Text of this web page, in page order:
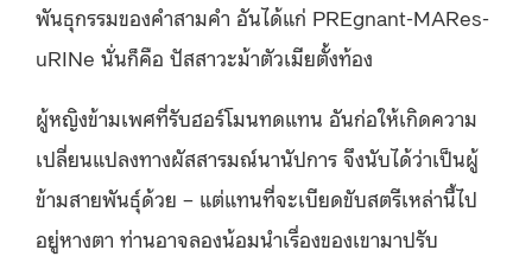
พันธุกรรมของคำสามคำ อันได้แก่ PREgnant-MARes-
uRINe นั่นก็คือ ปัสสาวะม้าตัวเมียตั้งท้อง
ผู้หญิงข้ามเพศที่รับฮอร์โมนทดแทน อันก่อให้เกิดความ
เปลี่ยนแปลงทางผัสสารมณ์นานัปการ จึงนับได้ว่าเป็นผู้
ข้ามสายพันธุ์ด้วย – แต่แทนที่จะเบียดขับสตรีเหล่านี้ไป
อยู่หางตา ท่านอาจลองน้อมนำเรื่องของเขามาปรับ